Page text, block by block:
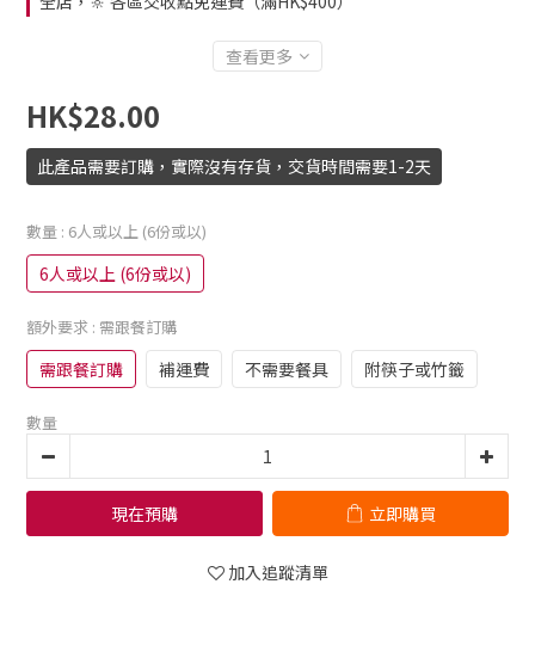
查看更多
HK$28.00
此產品需要訂購，實際沒有存貨，交貨時間需要1-2天
數量 : 6人或以上 (6份或以)
6人或以上 (6份或以)
額外要求 : 需跟餐訂購
需跟餐訂購 補運費 不需要餐具 附筷子或竹籤
數量
現在預購 立即購買
加入追蹤清單